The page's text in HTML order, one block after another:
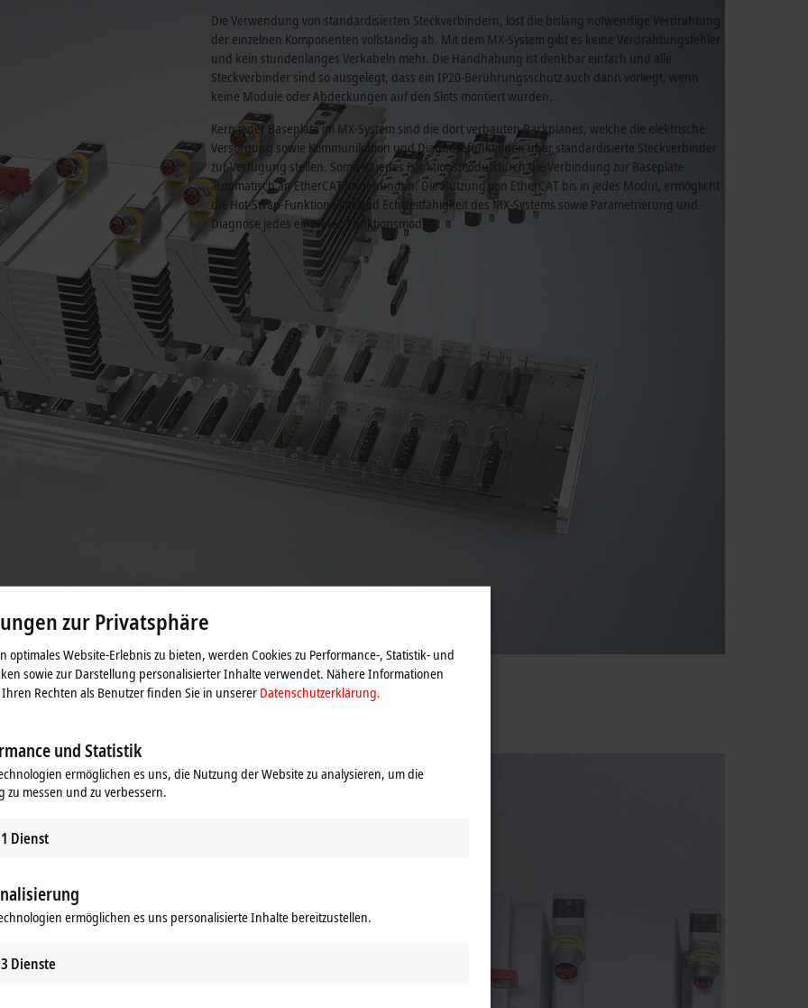
Die Verwendung von standardisierten Steckverbindern, löst die bislang notwendige Verdrahtung
der einzelnen Komponenten vollständig ab. Mit dem MX-System gibt es keine Verdrahtungsfehler
und kein stundenlanges Verkabeln mehr. Die Handhabung ist denkbar einfach und alle
Steckverbinder sind so ausgelegt, dass ein IP20-Berührungsschutz auch dann vorliegt, wenn
keine Module oder Abdeckungen auf den Slots montiert wurden.
Kern jeder Baseplate im MX-System sind die dort verbauten Backplanes, welche die elektrische
Versorgung sowie Kommunikation und Diagnosefunktionen über standardisierte Steckverbinder
zur Verfügung stellen. Somit ist jedes Funktionsmodul durch die Verbindung zur Baseplate
automatisch an EtherCAT angebunden. Die Nutzung von EtherCAT bis in jedes Modul, ermöglicht
die Hot-Swap-Funktionalität und Echtzeitfähigkeit des MX-Systems sowie Parametrierung und
Diagnose jedes einzelnen Funktionsmoduls.
und reduziert Montagezeiten
Steckverbindungen der
in den Modulen befindlicher
entfällt, die Verdrahtung
– dies führt automatisch zu
reduzieren sich außerdem die
sowie
sich mit dem MX-System
zur Privatsphäre
optimales Website-Erlebnis zu bieten, werden Cookies zu Performance-, Statistik- und
sowie zur Darstellung personalisierter Inhalte verwendet. Nähere Informationen
Rechten als Benutzer finden Sie in unserer Datenschutzerklärung.
und Statistik
ermöglichen es uns, die Nutzung der Website zu analysieren, um die
zu messen und zu verbessern.
1 Dienst
ermöglichen es uns personalisierte Inhalte bereitzustellen.
3 Dienste